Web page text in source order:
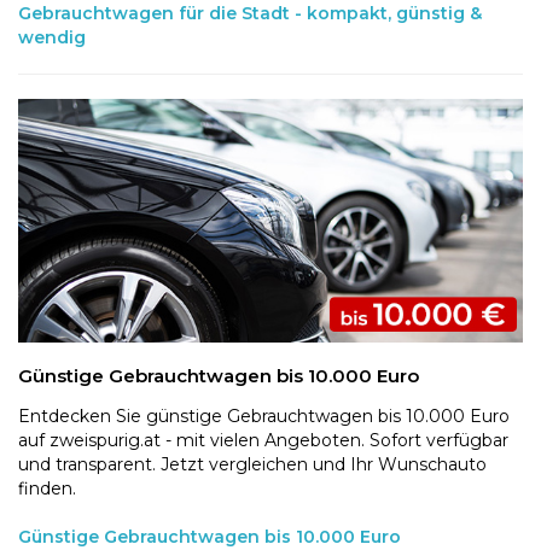
Gebrauchtwagen für die Stadt - kompakt, günstig &
wendig
Günstige Gebrauchtwagen bis 10.000 Euro
Entdecken Sie günstige Gebrauchtwagen bis 10.000 Euro
auf zweispurig.at - mit vielen Angeboten. Sofort verfügbar
und transparent. Jetzt vergleichen und Ihr Wunschauto
finden.
Günstige Gebrauchtwagen bis 10.000 Euro